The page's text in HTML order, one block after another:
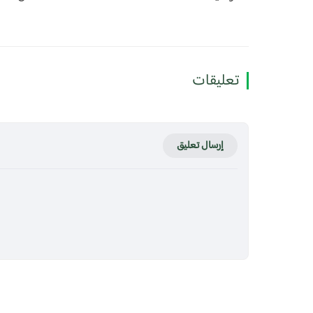
تعليقات
إرسال تعليق